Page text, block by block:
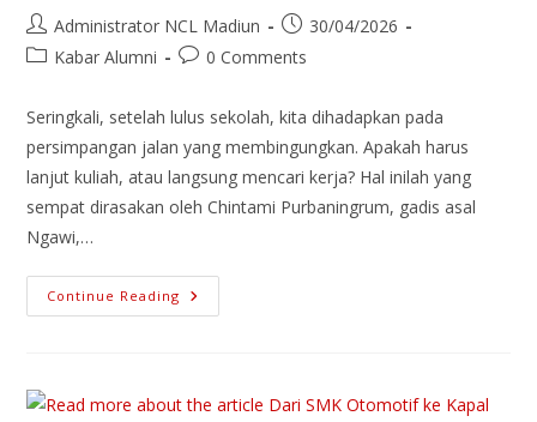
Administrator NCL Madiun
30/04/2026
Kabar Alumni
0 Comments
Seringkali, setelah lulus sekolah, kita dihadapkan pada
persimpangan jalan yang membingungkan. Apakah harus
lanjut kuliah, atau langsung mencari kerja? Hal inilah yang
sempat dirasakan oleh Chintami Purbaningrum, gadis asal
Ngawi,…
Continue Reading